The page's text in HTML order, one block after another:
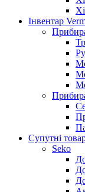
Інвентар
Супутні
Seko